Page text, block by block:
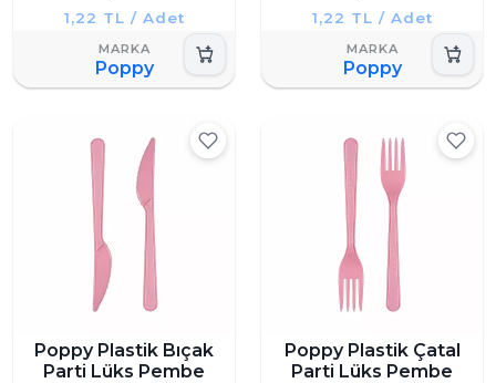
1,22 TL / Adet
Poppy
1,22 TL / Adet
Poppy
Poppy Plastik Bıçak
Parti Lüks Pembe
Poppy Plastik Çatal
Parti Lüks Pembe